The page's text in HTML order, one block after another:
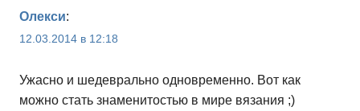
Олекси:
12.03.2014 в 12:18
Ужасно и шедеврально одновременно. Вот как
можно стать знаменитостью в мире вязания ;)